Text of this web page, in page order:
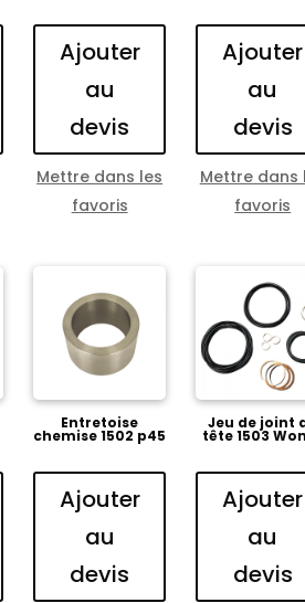
Ajouter
au
devis
Mettre dans les
favoris
Ajouter
au
devis
Mettre dans
favoris
Entretoise
chemise 1502 p45
Ajouter
au
devis
Jeu de joint
tête 1503
Ajouter
au
devis